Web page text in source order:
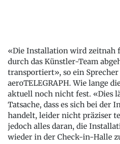
«Die Installation wird zeitnah
durch das Künstler-Team
transportiert», so ein
aeroTELEGRAPH. Wie lange
aktuell noch nicht fest. «Dies
Tatsache, dass es sich bei der
handelt, leider nicht präziser
jedoch alles daran, die
wieder in der Check-in-Halle